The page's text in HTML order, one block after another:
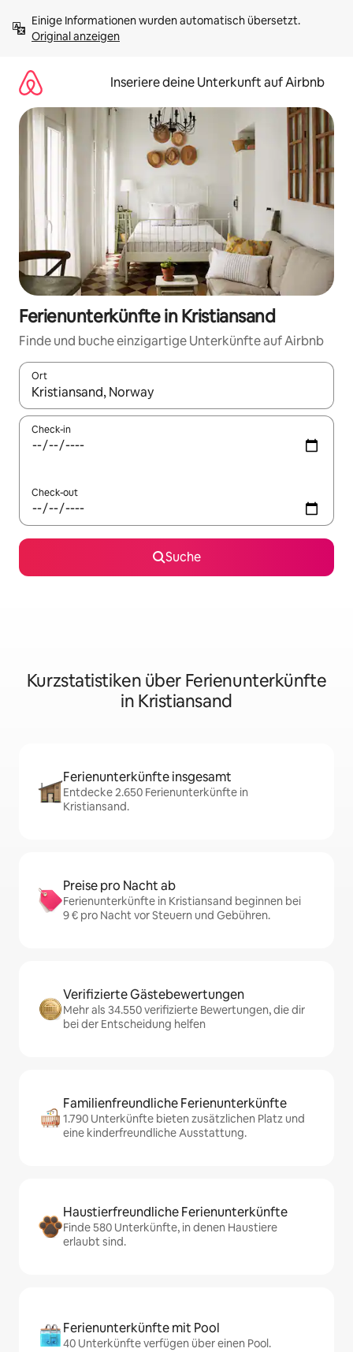
Inhalten
springenOriginal anzeigen
Inseriere deine Unterkunft auf Airbnb
Ferienunterkünfte in Kristiansand
Finde und buche einzigartige Unterkünfte auf Airbnb
Ort
Wenn Ergebnisse verfügbar sind, navigiere mit den
Check-in
Check-out
Suche
Kurzstatistiken über Ferienunterkünfte
in Kristiansand
Ferienunterkünfte insgesamt
Entdecke 2.650 Ferienunterkünfte in
Kristiansand.
Preise pro Nacht ab
Ferienunterkünfte in Kristiansand beginnen bei
9 € pro Nacht vor Steuern und Gebühren.
Verifizierte Gästebewertungen
Mehr als 34.550 verifizierte Bewertungen, die dir
bei der Entscheidung helfen
Familienfreundliche Ferienunterkünfte
1.790 Unterkünfte bieten zusätzlichen Platz und
eine kinderfreundliche Ausstattung.
Haustierfreundliche Ferienunterkünfte
Finde 580 Unterkünfte, in denen Haustiere
erlaubt sind.
Ferienunterkünfte mit Pool
40 Unterkünfte verfügen über einen Pool.